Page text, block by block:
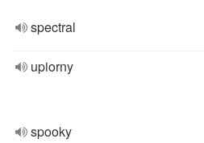
spectral
upiorny
spooky